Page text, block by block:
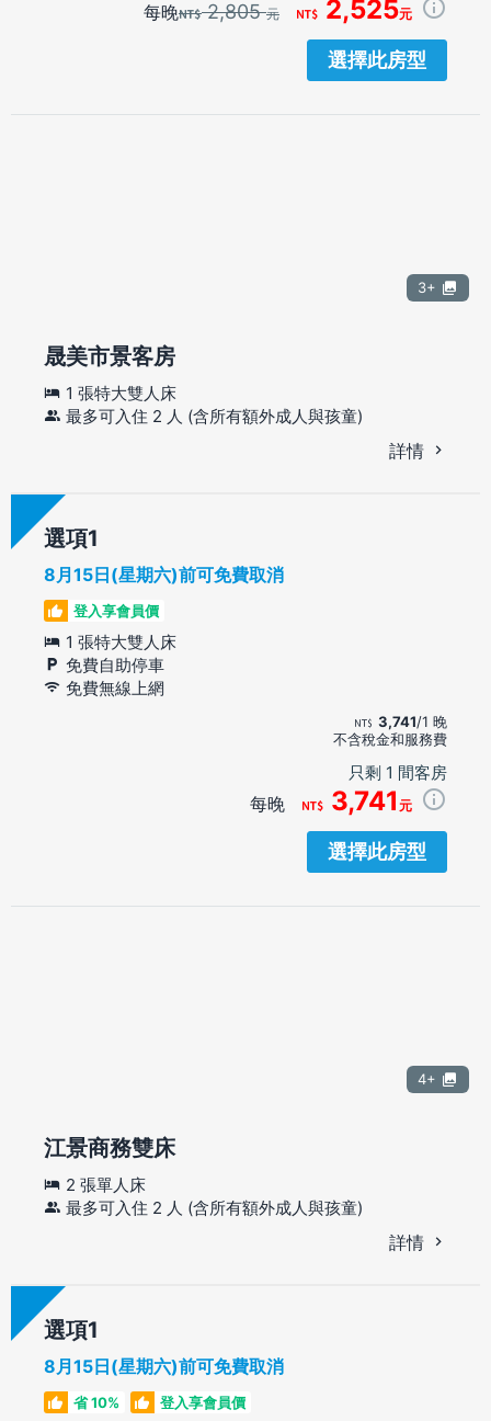
每晚 2,805元 2,525元
選擇此房型
3+
晟美市景客房
1 張特大雙人床
最多可入住 2 人 (含所有額外成人與孩童)
詳情
選項
8月15日(星期六)前可免費取消
登入享會員價
1 張特大雙人床
免費自助停車
免費無線上網
3,741/1 晚
不含稅金和服務費
只剩 1 間客房
每晚 3,741 元
選擇此房型
4+
江景商務雙床
2 張單人床
最多可入住 2 人 (含所有額外成人與孩童)
詳情
選項
8月15日(星期六)前可免費取消
省 10% 登入享會員價